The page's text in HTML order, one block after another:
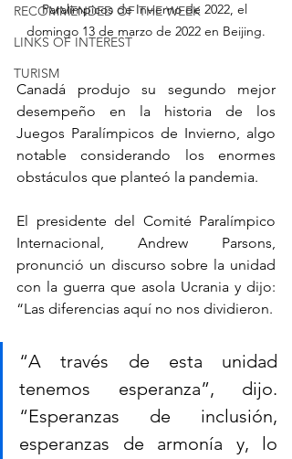
RECOMMENDED OF THE WEEK
LINKS OF INTEREST
TURISM
Paralímpicos de Invierno de 2022, el
domingo 13 de marzo de 2022 en Beijing.
Canadá produjo su segundo mejor
desempeño en la historia de los
Juegos Paralímpicos de Invierno, algo
notable considerando los enormes
obstáculos que planteó la pandemia.
El presidente del Comité Paralímpico
Internacional, Andrew Parsons,
pronunció un discurso sobre la unidad
con la guerra que asola Ucrania y dijo:
“Las diferencias aquí no nos dividieron.
“A través de esta unidad
tenemos esperanza”, dijo.
“Esperanzas de inclusión,
esperanzas de armonía y, lo